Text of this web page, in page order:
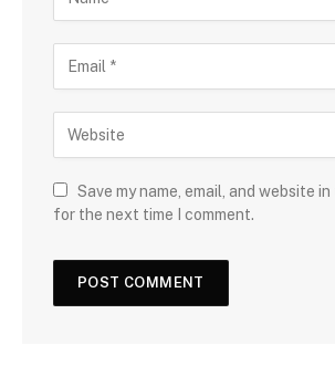
Save my name, email, and website
for the next time I comment.